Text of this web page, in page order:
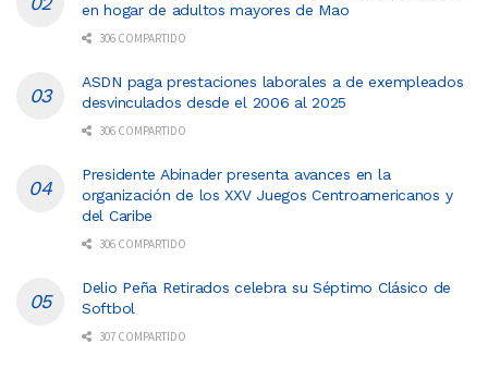
en hogar de adultos mayores de Mao
306 COMPARTIDO
ASDN paga prestaciones laborales a de exempleados
desvinculados desde el 2006 al 2025
306 COMPARTIDO
Presidente Abinader presenta avances en la
organización de los XXV Juegos Centroamericanos y
del Caribe
306 COMPARTIDO
Delio Peña Retirados celebra su Séptimo Clásico de
Softbol
307 COMPARTIDO